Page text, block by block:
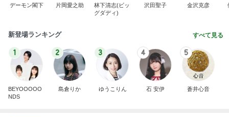
デーモン閣下 片岡愛之助
林下清志(ビッ
グダディ)
沢田聖子 金沢克彦
新登場ランキング すべて見る
1
BEYOOOOO
NDS
2
島倉りか
3
ゆうこりん
4
石 安伊
5
蒼井心音